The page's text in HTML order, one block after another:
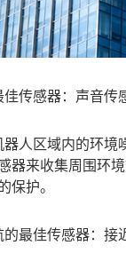
传感器：声音传
人区域内的环境
器来收集周围环
保护。
最佳传感器： 接